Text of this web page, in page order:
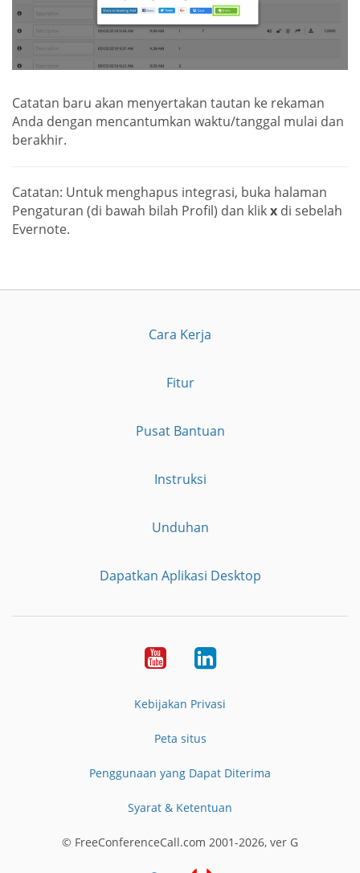
Catatan baru akan menyertakan tautan ke rekaman
Anda dengan mencantumkan waktu/tanggal mulai dan
berakhir.
Catatan: Untuk menghapus integrasi, buka halaman
Pengaturan (di bawah bilah Profil) dan klikx di sebelah
Evernote.
Cara Kerja
Fitur
Pusat Bantuan
Instruksi
Unduhan
Dapatkan Aplikasi Desktop
YouTubeLinkedIn
Kebijakan Privasi
Peta situs
Penggunaan yang Dapat Diterima
Syarat & Ketentuan
© FreeConferenceCall.com 2001-2026, ver G